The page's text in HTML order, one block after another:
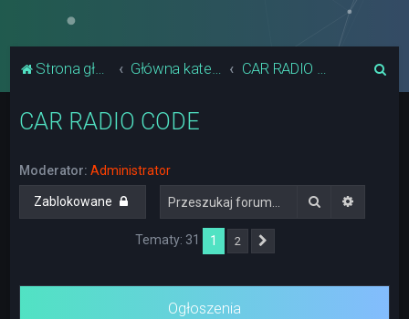
Strona główna Główna kategoria forum CAR RADIO CODE
CAR RADIO CODE
Moderator: Administrator
Zablokowane Szukaj
Tematy: 31 1 2
Ogłoszenia